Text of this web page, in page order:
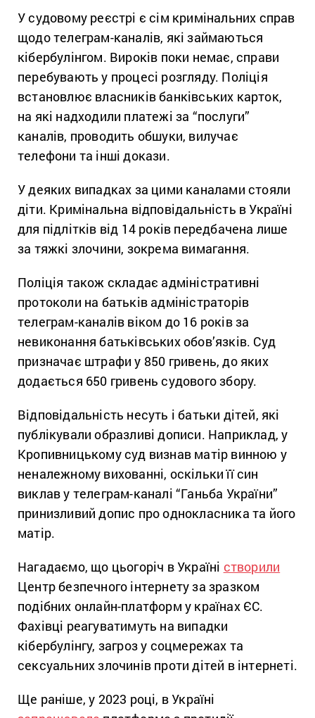
У судовому реєстрі є сім кримінальних справ
щодо телеграм-каналів, які займаються
кібербулінгом. Вироків поки немає, справи
перебувають у процесі розгляду. Поліція
встановлює власників банківських карток,
на які надходили платежі за “послуги”
каналів, проводить обшуки, вилучає
телефони та інші докази.
У деяких випадках за цими каналами стояли
діти. Кримінальна відповідальність в Україні
для підлітків від 14 років передбачена лише
за тяжкі злочини, зокрема вимагання.
Поліція також складає адміністративні
протоколи на батьків адміністраторів
телеграм-каналів віком до 16 років за
невиконання батьківських обов’язків. Суд
призначає штрафи у 850 гривень, до яких
додається 650 гривень судового збору.
Відповідальність несуть і батьки дітей, які
публікували образливі дописи. Наприклад, у
Кропивницькому суд визнав матір винною у
неналежному вихованні, оскільки її син
виклав у телеграм-каналі “Ганьба України”
принизливий допис про однокласника та його
матір.
Нагадаємо, що цьогоріч в Україні створили
Центр безпечного інтернету за зразком
подібних онлайн-платформ у країнах ЄС.
Фахівці реагуватимуть на випадки
кібербулінгу, загроз у соцмережах та
сексуальних злочинів проти дітей в інтернеті.
Ще раніше, у 2023 році, в Україні